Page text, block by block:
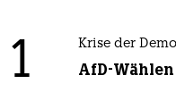
1 Krise der
AfD-